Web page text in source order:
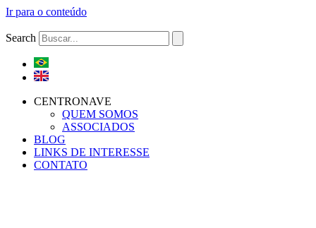
Ir para o conteúdo
Search
CENTRONAVE
QUEM SOMOS
ASSOCIADOS
BLOG
LINKS DE INTERESSE
CONTATO